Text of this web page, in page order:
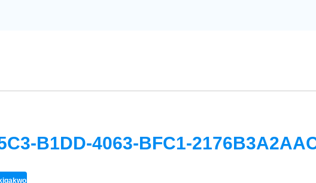
B1DD-4063-BFC1-
benriya24h.com/public_html/wp/wp-